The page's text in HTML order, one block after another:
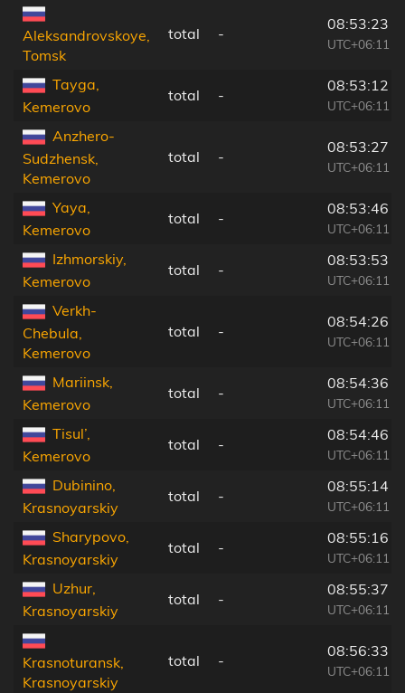
Aleksandrovskoye,
Tomsk
total -
08:53:23
UTC+06:11
Tayga,
Kemerovo
total -
08:53:12
UTC+06:11
Anzhero-
Sudzhensk,
Kemerovo
total -
08:53:27
UTC+06:11
Yaya,
Kemerovo
total -
08:53:46
UTC+06:11
Izhmorskiy,
Kemerovo
total -
08:53:53
UTC+06:11
Verkh-
Chebula,
Kemerovo
total -
08:54:26
UTC+06:11
Mariinsk,
Kemerovo
total -
08:54:36
UTC+06:11
Tisul’,
Kemerovo
total -
08:54:46
UTC+06:11
Dubinino,
Krasnoyarskiy
total -
08:55:14
UTC+06:11
Sharypovo,
Krasnoyarskiy
total -
08:55:16
UTC+06:11
Uzhur,
Krasnoyarskiy
total -
08:55:37
UTC+06:11
Krasnoturansk,
Krasnoyarskiy
total -
08:56:33
UTC+06:11